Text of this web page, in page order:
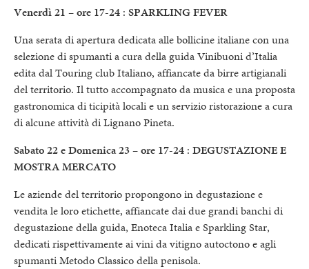
Venerdì 21 – ore 17-24 : SPARKLING FEVER
Una serata di apertura dedicata alle bollicine italiane con una
selezione di spumanti a cura della guida Vinibuoni d’Italia
edita dal Touring club Italiano, affiancate da birre artigianali
del territorio. Il tutto accompagnato da musica e una proposta
gastronomica di ticipità locali e un servizio ristorazione a cura
di alcune attività di Lignano Pineta.
Sabato 22 e Domenica 23 – ore 17-24 : DEGUSTAZIONE E
MOSTRA MERCATO
Le aziende del territorio propongono in degustazione e
vendita le loro etichette, affiancate dai due grandi banchi di
degustazione della guida, Enoteca Italia e Sparkling Star,
dedicati rispettivamente ai vini da vitigno autoctono e agli
spumanti Metodo Classico della penisola.